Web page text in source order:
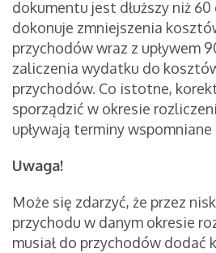
dokumentu jest dłuższy niż
dokonuje zmniejszenia
przychodów wraz z upływem
zaliczenia wydatku do
przychodów. Co istotne,
sporządzić w okresie
upływają terminy wspomniane
Uwaga!
Może się zdarzyć, że przez
przychodu w danym okresie
musiał do przychodów dodać